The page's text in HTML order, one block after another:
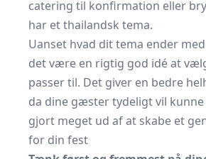
catering til konfirmation eller
har et thailandsk tema.
Uanset hvad dit tema ender
det være en rigtig god idé at
passer til. Det giver en bedre
da dine gæster tydeligt vil kunne
gjort meget ud af at skabe et
for din fest